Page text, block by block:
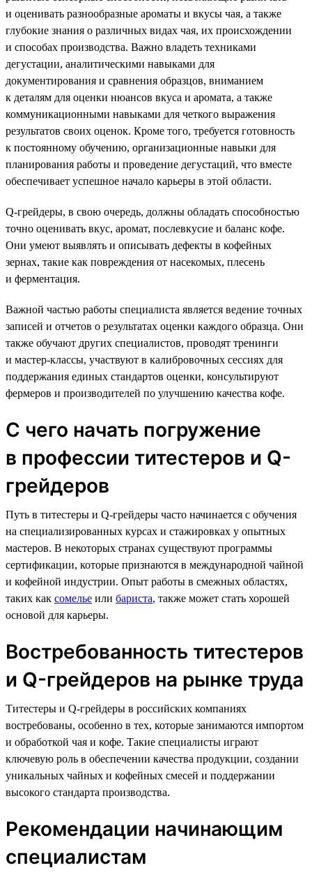
и оценивать разнообразные ароматы и вкусы чая, а также
глубокие знания о различных видах чая, их происхождении
и способах производства. Важно владеть техниками
дегустации, аналитическими навыками для
документирования и сравнения образцов, вниманием
к деталям для оценки нюансов вкуса и аромата, а также
коммуникационными навыками для четкого выражения
результатов своих оценок. Кроме того, требуется готовность
к постоянному обучению, организационные навыки для
планирования работы и проведение дегустаций, что вместе
обеспечивает успешное начало карьеры в этой области.
Q-грейдеры, в свою очередь, должны обладать способностью
точно оценивать вкус, аромат, послевкусие и баланс кофе.
Они умеют выявлять и описывать дефекты в кофейных
зернах, такие как повреждения от насекомых, плесень
и ферментация.
Важной частью работы специалиста является ведение точных
записей и отчетов о результатах оценки каждого образца. Они
также обучают других специалистов, проводят тренинги
и мастер-классы, участвуют в калибровочных сессиях для
поддержания единых стандартов оценки, консультируют
фермеров и производителей по улучшению качества кофе.
С чего начать погружение
в профессии титестеров и Q-
грейдеров
Путь в титестеры и Q-грейдеры часто начинается с обучения
на специализированных курсах и стажировках у опытных
мастеров. В некоторых странах существуют программы
сертификации, которые признаются в международной чайной
и кофейной индустрии. Опыт работы в смежных областях,
таких как сомелье или бариста, также может стать хорошей
основой для карьеры.
Востребованность титестеров
и Q-грейдеров на рынке труда
Титестеры и Q-грейдеры в российских компаниях
востребованы, особенно в тех, которые занимаются импортом
и обработкой чая и кофе. Такие специалисты играют
ключевую роль в обеспечении качества продукции, создании
уникальных чайных и кофейных смесей и поддержании
высокого стандарта производства.
Рекомендации начинающим
специалистам